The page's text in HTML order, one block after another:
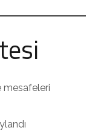
mesafeleri